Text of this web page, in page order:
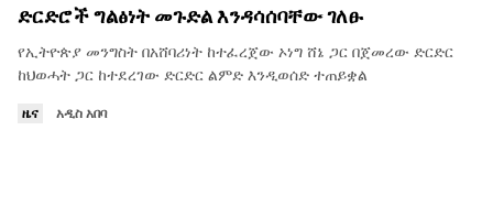
ድርድሮች ግልፅነት መጉድል እንዳሳሰባቸው ገለፁ
የኢትዮጵያ መንግስት በአሸባሪነት ከተፈረጀው ኦነግ ሸኔ ጋር በጀመረው ድርድር
ከህወሓት ጋር ከተደረገው ድርድር ልምድ እንዲወሰድ ተጠይቋል
ዜና አዲስ አበባ